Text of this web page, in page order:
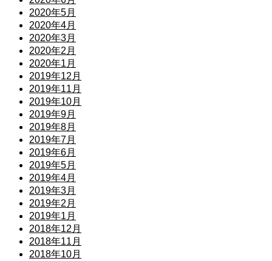
2020年5月
2020年4月
2020年3月
2020年2月
2020年1月
2019年12月
2019年11月
2019年10月
2019年9月
2019年8月
2019年7月
2019年6月
2019年5月
2019年4月
2019年3月
2019年2月
2019年1月
2018年12月
2018年11月
2018年10月